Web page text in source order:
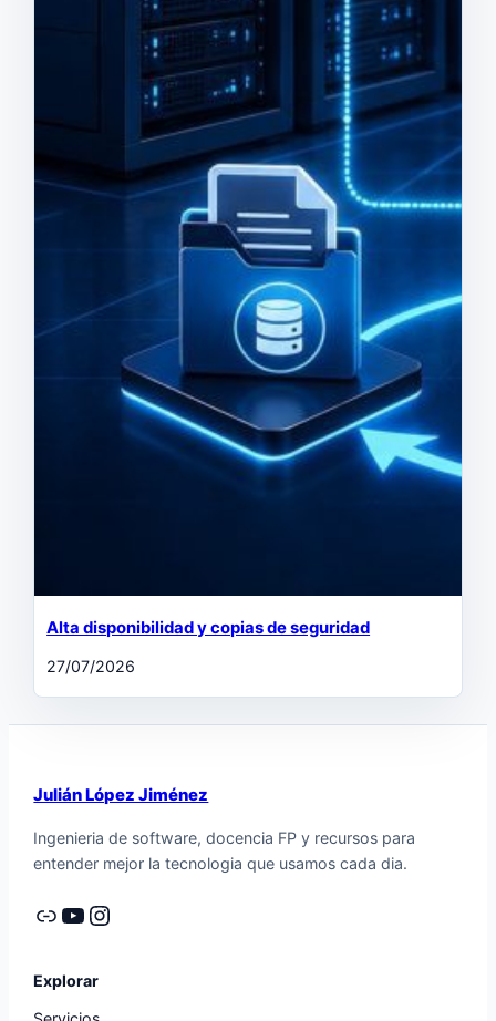
Alta disponibilidad y copias de seguridad
27/07/2026
Julián López Jiménez
Ingenieria de software, docencia FP y recursos para
entender mejor la tecnologia que usamos cada dia.
Enlace YouTube Instagram
Explorar